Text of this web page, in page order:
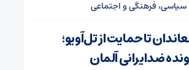
سیاسی، فرهنگی و اجتماعی
تا حمایت از تل‌آویو؛
ضدایرانی آلمان